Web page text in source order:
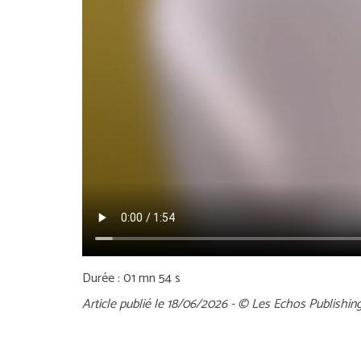
Durée : 01 mn 54 s
Article publié le 18/06/2026 - © Les Echos